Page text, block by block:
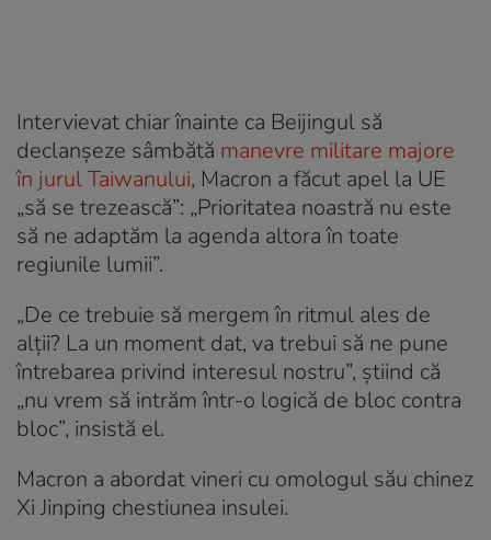
Intervievat chiar înainte ca Beijingul să
declanşeze sâmbătă manevre militare majore
în jurul Taiwanului, Macron a făcut apel la UE
„să se trezească”: „Prioritatea noastră nu este
să ne adaptăm la agenda altora în toate
regiunile lumii”.
„De ce trebuie să mergem în ritmul ales de
alţii? La un moment dat, va trebui să ne pune
întrebarea privind interesul nostru”, ştiind că
„nu vrem să intrăm într-o logică de bloc contra
bloc”, insistă el.
Macron a abordat vineri cu omologul său chinez
Xi Jinping chestiunea insulei.